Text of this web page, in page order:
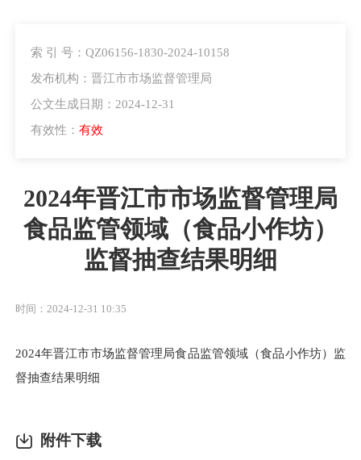
索 引 号：QZ06156-1830-2024-10158
发布机构：晋江市市场监督管理局
公文生成日期：2024-12-31
有效性： 有效
2024年晋江市市场监督管理局
食品监管领域（食品小作坊）
监督抽查结果明细
时间：2024-12-31 10:35
2024年晋江市市场监督管理局食品监管领域（食品小作坊）监
督抽查结果明细
附件下载